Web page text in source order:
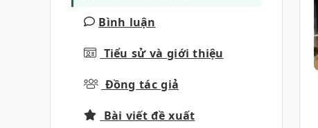
Bình luận
Tiểu sử và giới thiệu
Đồng tác giả
Bài viết đề xuất